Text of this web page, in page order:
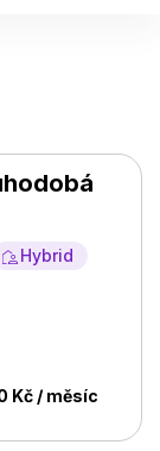
Hybrid
Kč / měsíc